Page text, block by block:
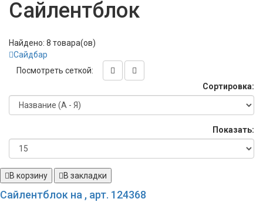
Сайлентблок
Найдено: 8 товара(ов)
Сайдбар
Посмотреть сеткой:
Сортировка:
Показать:
В корзину В закладки
Сайлентблок на , арт. 124368